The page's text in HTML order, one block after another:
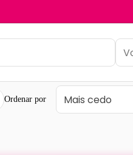
Ordenar por